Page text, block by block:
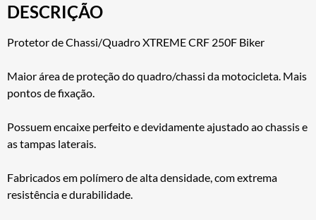
DESCRIÇÃO
Protetor de Chassi/Quadro XTREME CRF 250F Biker
Maior área de proteção do quadro/chassi da motocicleta. Mais
pontos de fixação.
Possuem encaixe perfeito e devidamente ajustado ao chassis e
as tampas laterais.
Fabricados em polímero de alta densidade, com extrema
resistência e durabilidade.